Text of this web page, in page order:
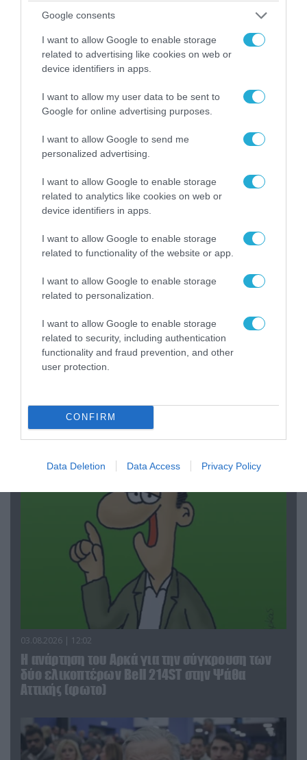
Google consents
I want to allow Google to enable storage
related to advertising like cookies on web or
device identifiers in apps.
I want to allow my user data to be sent to
Google for online advertising purposes.
I want to allow Google to send me
personalized advertising.
I want to allow Google to enable storage
related to analytics like cookies on web or
device identifiers in apps.
I want to allow Google to enable storage
related to functionality of the website or app.
I want to allow Google to enable storage
related to personalization.
I want to allow Google to enable storage
related to security, including authentication
functionality and fraud prevention, and other
user protection.
CONFIRM
Data Deletion Data Access Privacy Policy
04.08.2026 | 12:02
«μαζέψει» για τη δημοσιογράφο που γέλασε
σε ρεπορτάζ για τις φωτιές
Ξέπλυμα της ανοησίας από τη Α.Γιάμαλη για την
ρεπόρτερ του ΟΡΕΝ: «Όλοι να έχουμε
δικαίωμα στο λάθος»
03.08.2026 | 12:02
Η ανάρτηση του Αρκά για την σύγκρουση των
δύο ελικοπτέρων Bell 214ST στην Ψάθα
Αττικής (φωτο)